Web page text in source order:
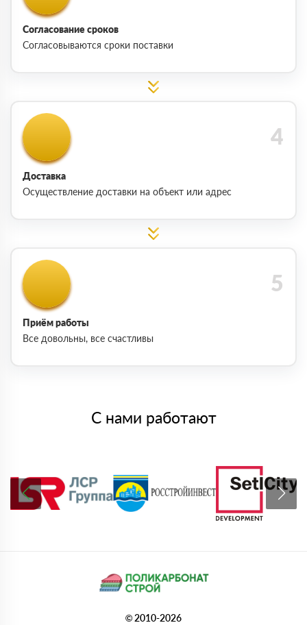
Согласование сроков
Согласовываются сроки поставки
Доставка
Осуществление доставки на объект или адрес
Приём работы
Все довольны, все счастливы
С нами работают
© 2010-2026